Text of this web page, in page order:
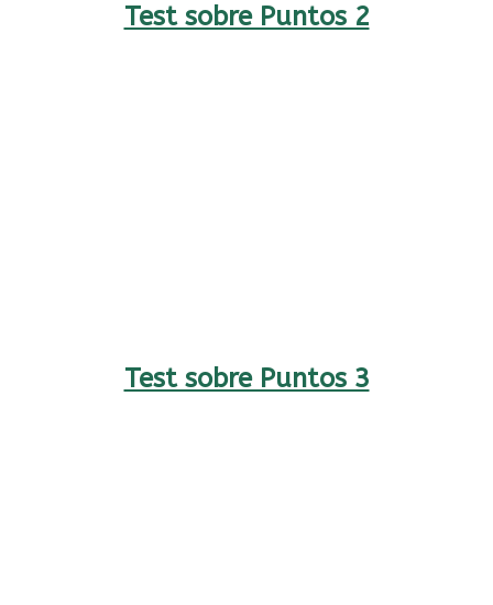
Test sobre Puntos 2
Test sobre Puntos 3